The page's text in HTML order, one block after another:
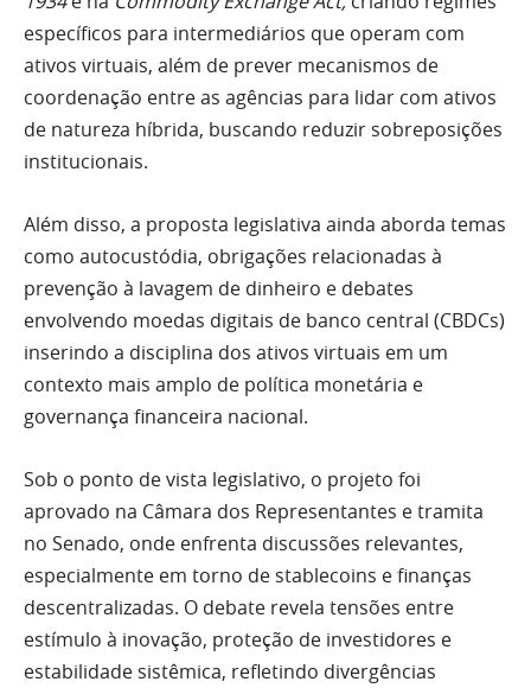
específicos para intermediários que operam com
ativos virtuais, além de prever mecanismos de
coordenação entre as agências para lidar com ativos
de natureza híbrida, buscando reduzir sobreposições
institucionais.
Além disso, a proposta legislativa ainda aborda temas
como autocustódia, obrigações relacionadas à
prevenção à lavagem de dinheiro e debates
envolvendo moedas digitais de banco central (CBDCs)
inserindo a disciplina dos ativos virtuais em um
contexto mais amplo de política monetária e
governança financeira nacional.
Sob o ponto de vista legislativo, o projeto foi
aprovado na Câmara dos Representantes e tramita
no Senado, onde enfrenta discussões relevantes,
especialmente em torno de stablecoins e finanças
descentralizadas. O debate revela tensões entre
estímulo à inovação, proteção de investidores e
estabilidade sistêmica, refletindo divergências